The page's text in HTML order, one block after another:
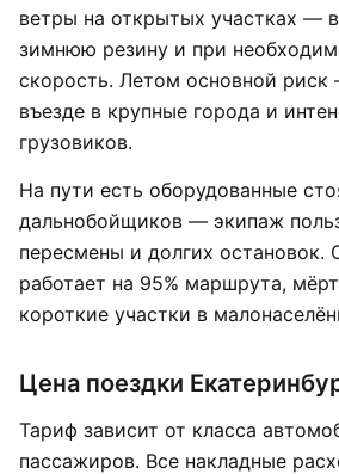
ветры на открытых участках —
зимнюю резину и при
скорость. Летом основной риск
въезде в крупные города и
грузовиков.
На пути есть оборудованные
дальнобойщиков — экипаж
пересмены и долгих остановок.
работает на 95% маршрута,
короткие участки в
Цена поездки
Тариф зависит от класса
пассажиров. Все накладные